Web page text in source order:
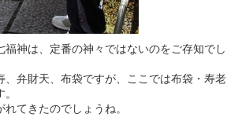
神は、定番の神々ではないのをご存知でし
弁財天、布袋ですが、ここでは布袋・寿老
てきたのでしょうね。